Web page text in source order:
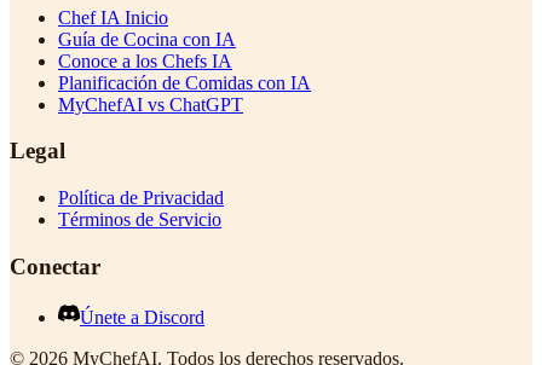
Chef IA Inicio
Guía de Cocina con IA
Conoce a los Chefs IA
Planificación de Comidas con IA
MyChefAI vs ChatGPT
Legal
Política de Privacidad
Términos de Servicio
Conectar
Únete a Discord
© 2026 MyChefAI. Todos los derechos reservados.